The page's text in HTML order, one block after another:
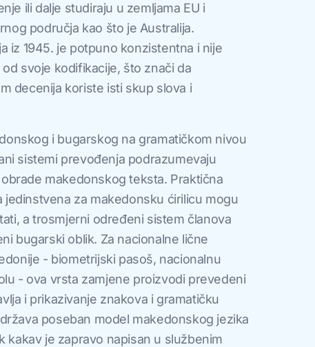
ili dalje studiraju u zemljama EU i
područja kao što je Australija.
iz 1945. je potpuno konzistentna i nije
svoje kodifikacije, što znači da
decenija koriste isti skup slova i
i bugarskog na gramatičkom nivou
sistemi prevođenja podrazumevaju
makedonskog teksta. Praktična
jedinstvena za makedonsku ćirilicu mogu
a trosmjerni određeni sistem članova
bugarski oblik. Za nacionalne lične
- biometrijski pasoš, nacionalnu
- ova vrsta zamjene proizvodi prevedeni
i prikazivanje znakova i gramatičku
poseban model makedonskog jezika
kakav je zapravo napisan u službenim